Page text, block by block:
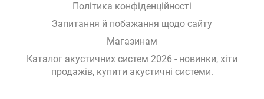
Політика конфіденційності
Запитання й побажання щодо сайту
Магазинам
Каталог акустичних систем 2026 - новинки, хіти
продажів, купити акустичні системи.